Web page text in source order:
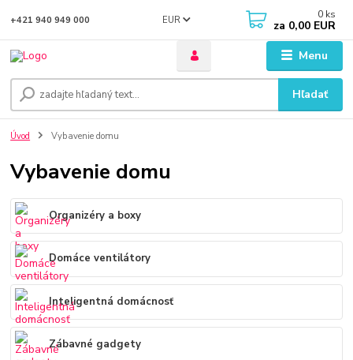
Menu
EUR
Hľadať
+421 940 949 000 0 ks
za 0,00 EUR
Úvod Vybavenie domu
Vybavenie domu
Organizéry a boxy
Domáce ventilátory
Inteligentná domácnosť
Zábavné gadgety